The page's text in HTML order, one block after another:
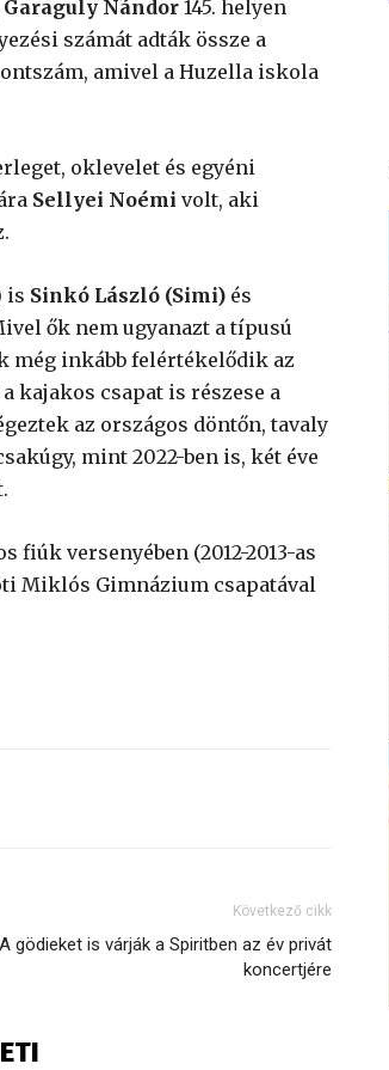
Garaguly Nándor 145. helyen
számát adták össze a
amivel a Huzella iskola
oklevelet és egyéni
Sellyei Noémi volt, aki
is Sinkó László (Simi) és
ők nem ugyanazt a típusú
még inkább felértékelődik az
kajakos csapat is részese a
az országos döntőn, tavaly
mint 2022-ben is, két éve
versenyében (2012-2013-as
Miklós Gimnázium csapatával
Következő cikk
A gödieket is várják a Spiritben az év privát
koncertjére